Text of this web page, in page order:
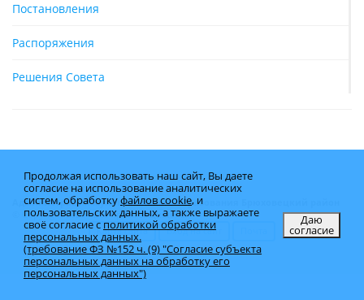
Постановления
Распоряжения
Решения Совета
Администрация муниципального образования Брюховецкий район
© Copyright 2025 - Все права защищены
Карта сайта Вход на сайт
Продолжая использовать наш сайт, Вы даете
согласие на использование аналитических
систем, обработкуфайлов cookie, и
пользовательских данных, а также выражаете
своё согласие с политикой обработки
персональных данных.
(требование ФЗ №152 ч. (9) "Согласие субъекта
персональных данных на обработку его
персональных данных")
Даю
согласие